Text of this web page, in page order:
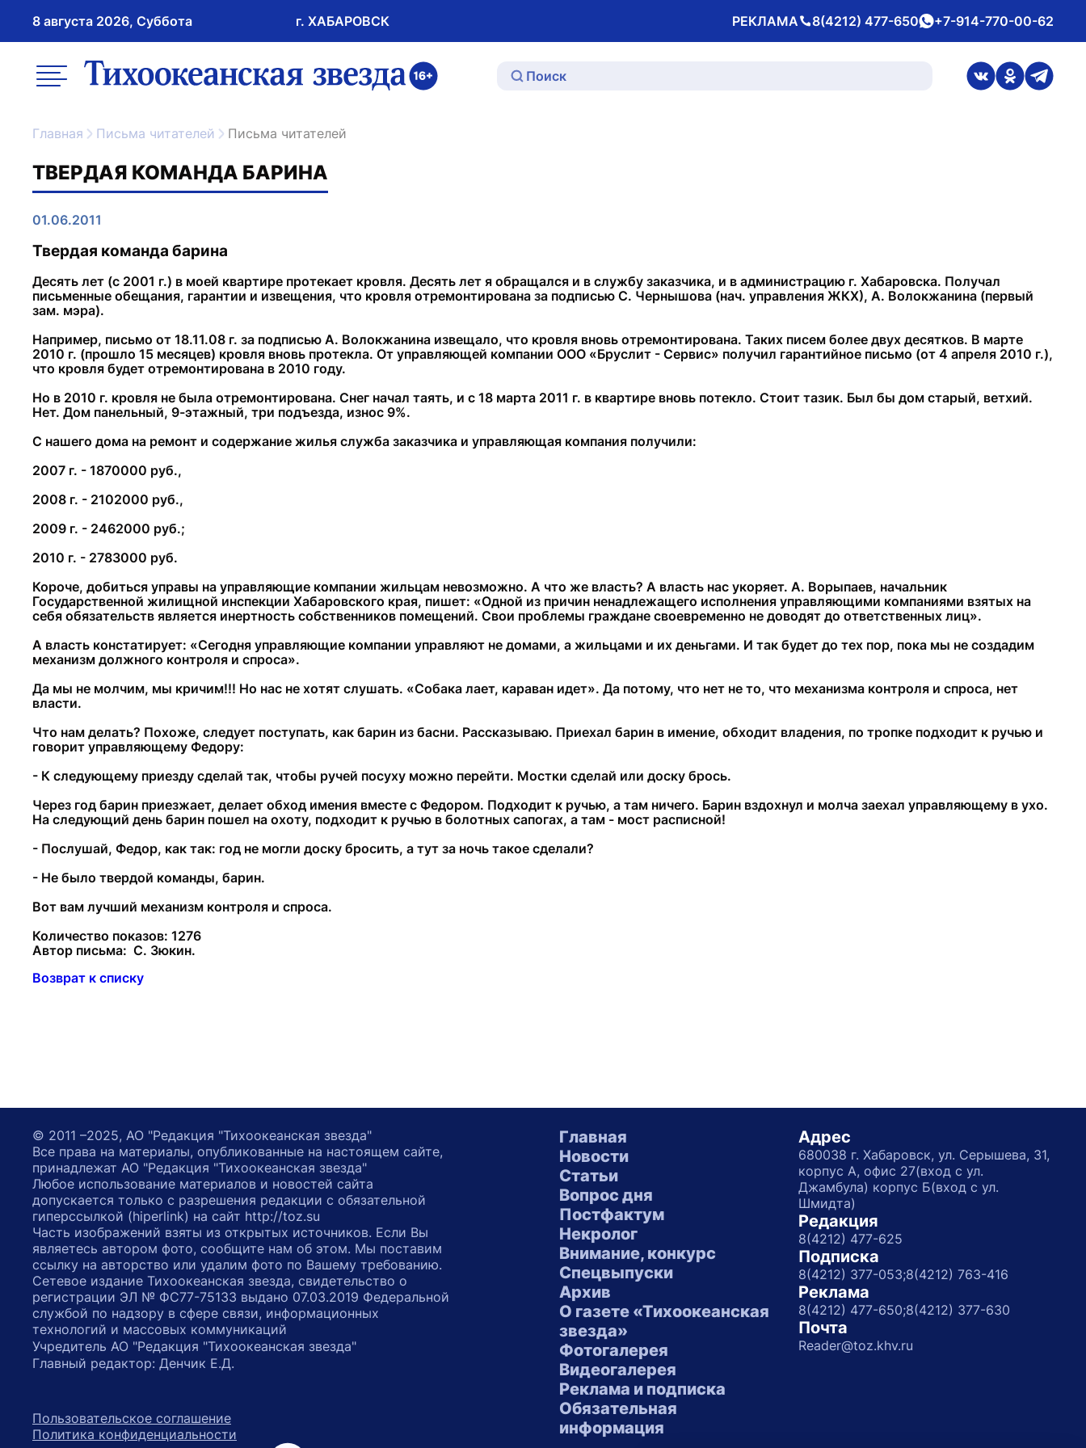
8 августа 2026, Суббота г. ХАБАРОВСК РЕКЛАМА
Телефон 8(4212) 477-650whatsApp
+7-914-770-00-62
меню ссылка на главную
ссылка на
ссылка на
Главная Письма читателей Письма читателей
ТВЕРДАЯ КОМАНДА БАРИНА
01.06.2011
Твердая команда барина
Десять лет (с 2001 г.) в моей квартире протекает кровля. Десять лет я обращался и в службу заказчика, и в администрацию г. Хабаровска. Получал
письменные обещания, гарантии и извещения, что кровля отремонтирована за подписью С. Чернышова (нач. управления ЖКХ), А. Волокжанина (первый
зам. мэра).
Например, письмо от 18.11.08 г. за подписью А. Волокжанина извещало, что кровля вновь отремонтирована. Таких писем более двух десятков. В марте
2010 г. (прошло 15 месяцев) кровля вновь протекла. От управляющей компании ООО «Бруслит - Сервис» получил гарантийное письмо (от 4 апреля 2010 г.),
что кровля будет отремонтирована в 2010 году.
Но в 2010 г. кровля не была отремонтирована. Снег начал таять, и с 18 марта 2011 г. в квартире вновь потекло. Стоит тазик. Был бы дом старый, ветхий.
Нет. Дом панельный, 9-этажный, три подъезда, износ 9%.
С нашего дома на ремонт и содержание жилья служба заказчика и управляющая компания получили:
2007 г. - 1870000 руб.,
2008 г. - 2102000 руб.,
2009 г. - 2462000 руб.;
2010 г. - 2783000 руб.
Короче, добиться управы на управляющие компании жильцам невозможно. А что же власть? А власть нас укоряет. А. Ворыпаев, начальник
Государственной жилищной инспекции Хабаровского края, пишет: «Одной из причин ненадлежащего исполнения управляющими компаниями взятых на
себя обязательств является инертность собственников помещений. Свои проблемы граждане своевременно не доводят до ответственных лиц».
А власть констатирует: «Сегодня управляющие компании управляют не домами, а жильцами и их деньгами. И так будет до тех пор, пока мы не создадим
механизм должного контроля и спроса».
Да мы не молчим, мы кричим!!! Но нас не хотят слушать. «Собака лает, караван идет». Да потому, что нет не то, что механизма контроля и спроса, нет
власти.
Что нам делать? Похоже, следует поступать, как барин из басни. Рассказываю. Приехал барин в имение, обходит владения, по тропке подходит к ручью и
говорит управляющему Федору:
- К следующему приезду сделай так, чтобы ручей посуху можно перейти. Мостки сделай или доску брось.
Через год барин приезжает, делает обход имения вместе с Федором. Подходит к ручью, а там ничего. Барин вздохнул и молча заехал управляющему в ухо.
На следующий день барин пошел на охоту, подходит к ручью в болотных сапогах, а там - мост расписной!
- Послушай, Федор, как так: год не могли доску бросить, а тут за ночь такое сделали?
- Не было твердой команды, барин.
Вот вам лучший механизм контроля и спроса.
Количество показов: 1276
Автор письма: С. Зюкин.
Возврат к списку
Главная
Новости
Статьи
Вопрос дня
Постфактум
Некролог
Внимание, конкурс
Спецвыпуски
Архив
О газете «Тихоокеанская
звезда»
Фотогалерея
Видеогалерея
Реклама и подписка
Обязательная
информация
Адрес
680038 г. Хабаровск, ул. Серышева, 31,
корпус А, офис 27(вход с ул.
Джамбула) корпус Б(вход с ул.
Шмидта)
Редакция
8(4212) 477-625
Подписка
8(4212) 377-053;8(4212) 763-416
Реклама
8(4212) 477-650;8(4212) 377-630
Почта
Reader@toz.khv.ru
© 2011 –2025, АО "Редакция "Тихоокеанская звезда"
Все права на материалы, опубликованные на настоящем сайте,
принадлежат АО "Редакция "Тихоокеанская звезда"
Любое использование материалов и новостей сайта
допускается только с разрешения редакции с обязательной
гиперссылкой (hiperlink) на сайт http://toz.su
Часть изображений взяты из открытых источников. Если Вы
являетесь автором фото, сообщите нам об этом. Мы поставим
ссылку на авторство или удалим фото по Вашему требованию.
Сетевое издание Тихоокеанская звезда, свидетельство о
регистрации ЭЛ № ФС77-75133 выдано 07.03.2019 Федеральной
службой по надзору в сфере связи, информационных
технологий и массовых коммуникаций
Учредитель АО "Редакция "Тихоокеанская звезда"
Главный редактор: Денчик Е.Д.
Пользовательское соглашение
Политика конфиденциальности